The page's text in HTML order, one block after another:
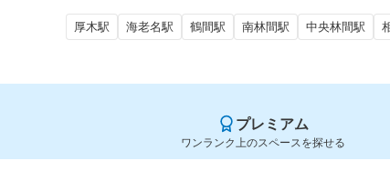
厚木駅 海老名駅 鶴間駅 南林間駅 中央林間駅
プレミアム
ワンランク上のスペースを探せる